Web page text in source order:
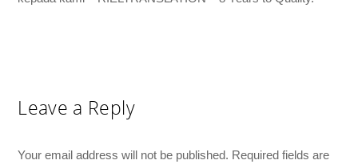
Leave a Reply
Your email address will not be published. Required fields are